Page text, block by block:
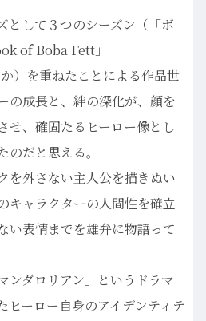
として３つのシーズン（「ボ
of Boba Fett」
）を重ねたことによる作品世
の成長と、絆の深化が、顔を
せ、確固たるヒーロー像とし
だと思える。
を外さない主人公を描きぬい
キャラクターの人間性を確立
い表情までを雄弁に物語って
ンダロリアン」というドラマ
ヒーロー自身のアイデンティテ